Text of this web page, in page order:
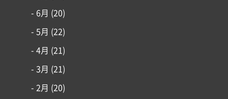
- 6月 (20)
- 5月 (22)
- 4月 (21)
- 3月 (21)
- 2月 (20)